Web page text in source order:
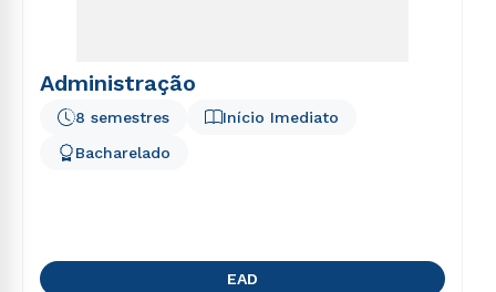
Administração
Início Imediato
8 semestres
Bacharelado
EAD